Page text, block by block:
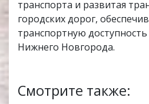
транспорта и развитая
городских дорог,
транспортную
Нижнего Новгорода.
Смотрите также: